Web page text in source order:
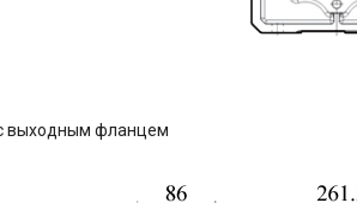
выходным фланцем